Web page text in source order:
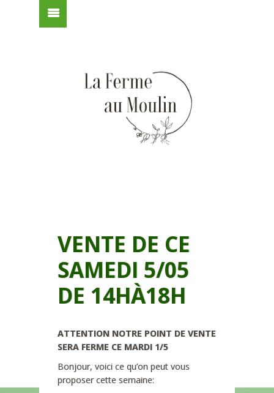
VENTE DE CE
SAMEDI 5/05
DE 14HÀ18H
ATTENTION NOTRE POINT DE VENTE
SERA FERME CE MARDI 1/5
Bonjour, voici ce qu’on peut vous
proposer cette semaine: